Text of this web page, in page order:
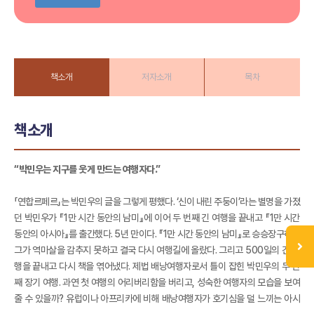
책소개 저자소개 목차
책소개
“박민우는 지구를 웃게 만드는 여행자다.”
「연합르페르」는 박민우의 글을 그렇게 평했다. ‘신이 내린 주둥이’라는 별명을 가졌
던 박민우가 『1만 시간 동안의 남미』에 이어 두 번째 긴 여행을 끝내고 『1만 시간
동안의 아시아』를 출간했다. 5년 만이다. 『1만 시간 동안의 남미』로 승승장구하던
그가 역마살을 감추지 못하고 결국 다시 여행길에 올랐다. 그리고 500일의 긴 여
행을 끝내고 다시 책을 엮어냈다. 제법 배낭여행자로서 틀이 잡힌 박민우의 두 번
째 장기 여행. 과연 첫 여행의 어리버리함을 버리고, 성숙한 여행자의 모습을 보여
줄 수 있을까? 유럽이나 아프리카에 비해 배낭여행자가 호기심을 덜 느끼는 아시